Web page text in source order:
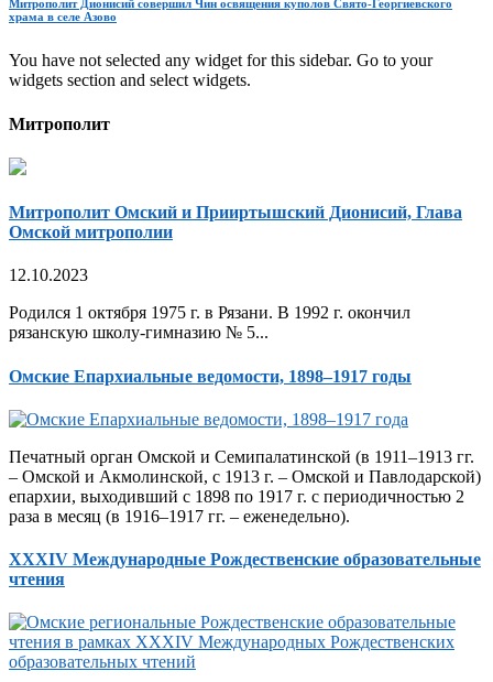
Митрополит Дионисий совершил Чин освящения куполов Свято-Георгиевского
храма в селе Азово
You have not selected any widget for this sidebar. Go to your
widgets section and select widgets.
Митрополит
Митрополит Омский и Прииртышский Дионисий, Глава
Омской митрополии
12.10.2023
Родился 1 октября 1975 г. в Рязани. В 1992 г. окончил
рязанскую школу-гимназию № 5...
Омские Епархиальные ведомости, 1898–1917 годы
Печатный орган Омской и Семипалатинской (в 1911–1913 гг.
– Омской и Акмолинской, с 1913 г. – Омской и Павлодарской)
епархии, выходивший с 1898 по 1917 г. с периодичностью 2
раза в месяц (в 1916–1917 гг. – еженедельно).
XXXIV Международные Рождественские образовательные
чтения